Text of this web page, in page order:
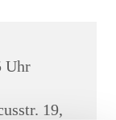
Uhr
19,